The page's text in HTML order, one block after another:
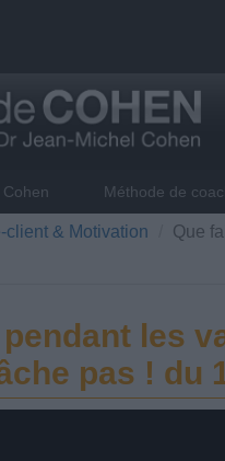
Méthode de
client & Motivation Que
les
pas ! du